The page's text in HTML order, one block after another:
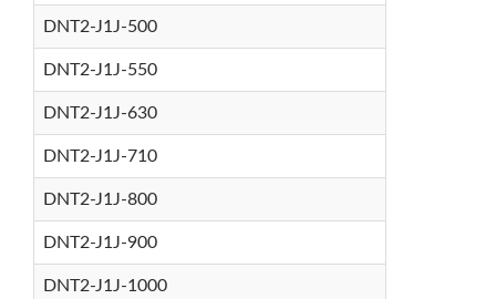
DNT2-J1J-500
DNT2-J1J-550
DNT2-J1J-630
DNT2-J1J-710
DNT2-J1J-800
DNT2-J1J-900
DNT2-J1J-1000